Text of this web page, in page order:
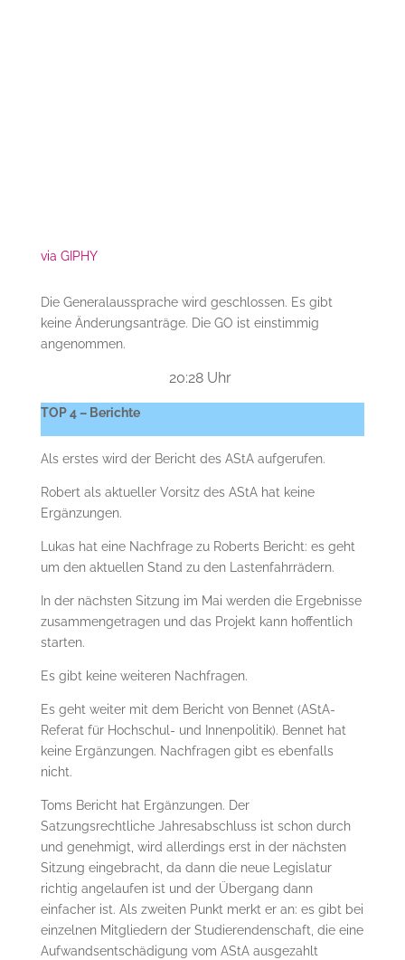
via GIPHY
Die Generalaussprache wird geschlossen. Es gibt
keine Änderungsanträge. Die GO ist einstimmig
angenommen.
20:28 Uhr
TOP 4 – Berichte
Als erstes wird der Bericht des AStA aufgerufen.
Robert als aktueller Vorsitz des AStA hat keine
Ergänzungen.
Lukas hat eine Nachfrage zu Roberts Bericht: es geht
um den aktuellen Stand zu den Lastenfahrrädern.
In der nächsten Sitzung im Mai werden die Ergebnisse
zusammengetragen und das Projekt kann hoffentlich
starten.
Es gibt keine weiteren Nachfragen.
Es geht weiter mit dem Bericht von Bennet (AStA-
Referat für Hochschul- und Innenpolitik). Bennet hat
keine Ergänzungen. Nachfragen gibt es ebenfalls
nicht.
Toms Bericht hat Ergänzungen. Der
Satzungsrechtliche Jahresabschluss ist schon durch
und genehmigt, wird allerdings erst in der nächsten
Sitzung eingebracht, da dann die neue Legislatur
richtig angelaufen ist und der Übergang dann
einfacher ist. Als zweiten Punkt merkt er an: es gibt bei
einzelnen Mitgliedern der Studierendenschaft, die eine
Aufwandsentschädigung vom AStA ausgezahlt